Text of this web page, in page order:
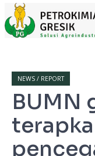
NEWS / REPORT
BUMN